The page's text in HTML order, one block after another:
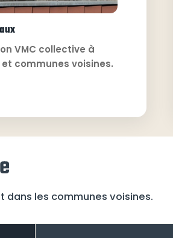
VMC collective à
et communes voisines.
dans les communes voisines.